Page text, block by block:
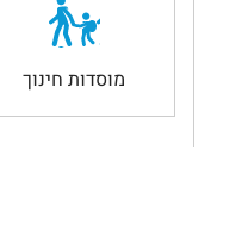
מוסדות חינוך